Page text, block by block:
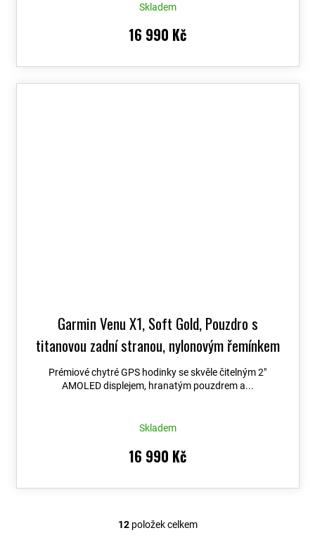
Skladem
16 990 Kč
Garmin Venu X1, Soft Gold, Pouzdro s
titanovou zadní stranou, nylonovým řemínkem
ComfortFit French Grey 010-02980-09+
možnost výměny do 90 dní + Topo Czech PRO
Prémiové chytré GPS hodinky se skvěle čitelným 2″
AMOLED displejem, hranatým pouzdrem a...
Skladem
16 990 Kč
O
12položek celkem